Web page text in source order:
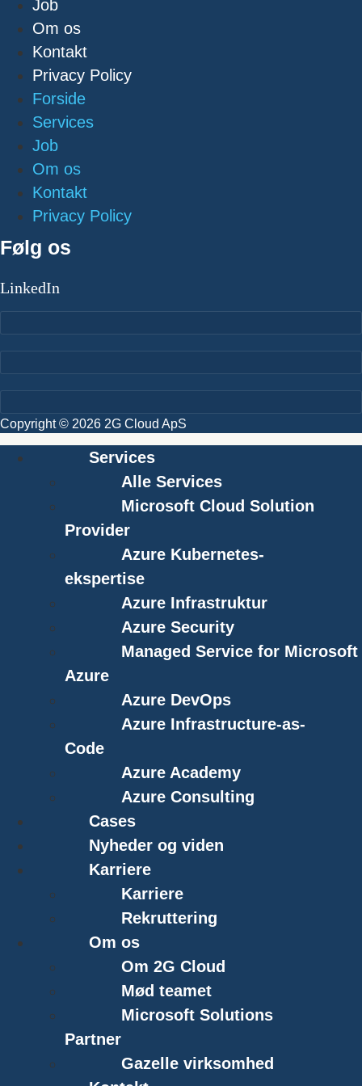
Job
Om os
Kontakt
Privacy Policy
Forside
Services
Job
Om os
Kontakt
Privacy Policy
Følg os
LinkedIn
Copyright © 2026 2G Cloud ApS
Services
Alle Services
Microsoft Cloud Solution
Provider
Azure Kubernetes-
ekspertise
Azure Infrastruktur
Azure Security
Managed Service for Microsoft
Azure
Azure DevOps
Azure Infrastructure-as-
Code
Azure Academy
Azure Consulting
Cases
Nyheder og viden
Karriere
Karriere
Rekruttering
Om os
Om 2G Cloud
Mød teamet
Microsoft Solutions
Partner
Gazelle virksomhed